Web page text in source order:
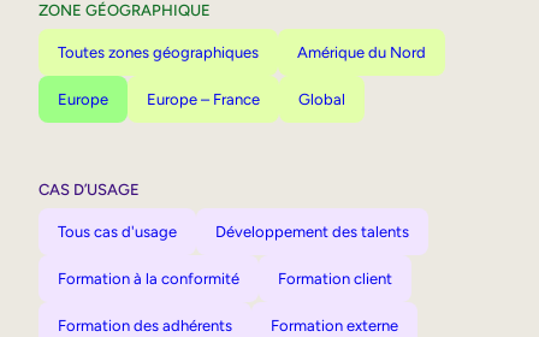
ZONE GÉOGRAPHIQUE
Toutes zones géographiques Amérique du Nord
Europe Europe – France Global
CAS D’USAGE
Tous cas d'usage Développement des talents
Formation à la conformité Formation client
Formation des adhérents Formation externe